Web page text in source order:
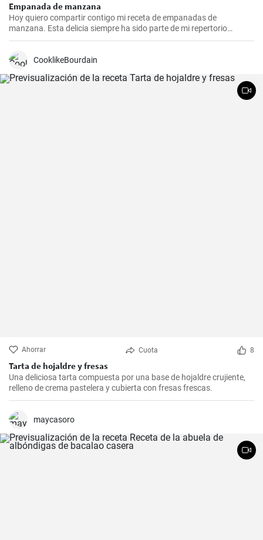
Empanada de manzana
Hoy quiero compartir contigo mi receta de empanadas de
manzana. Esta delicia siempre ha sido parte de mi repertorio
culinario. Me gusta hacerlas en epocas de frio para endulzar el
hacerte feliz. Es un postre que nunca falla en las reuniones
disfrutes tanto como yo.
CooklikeBourdain
Ahorrar Cuota 8
Tarta de hojaldre y fresas
Una deliciosa tarta compuesta por una base de hojaldre crujiente,
relleno de crema pastelera y cubierta con fresas frescas.
maycasoro